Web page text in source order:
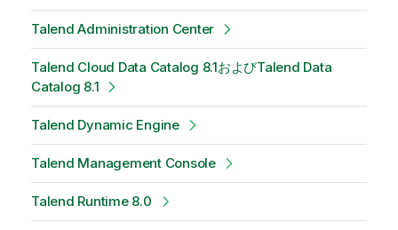
Talend Administration Center
Talend Cloud Data Catalog 8.1およびTalend Data
Catalog 8.1
Talend Dynamic Engine
Talend Management Console
Talend Runtime 8.0